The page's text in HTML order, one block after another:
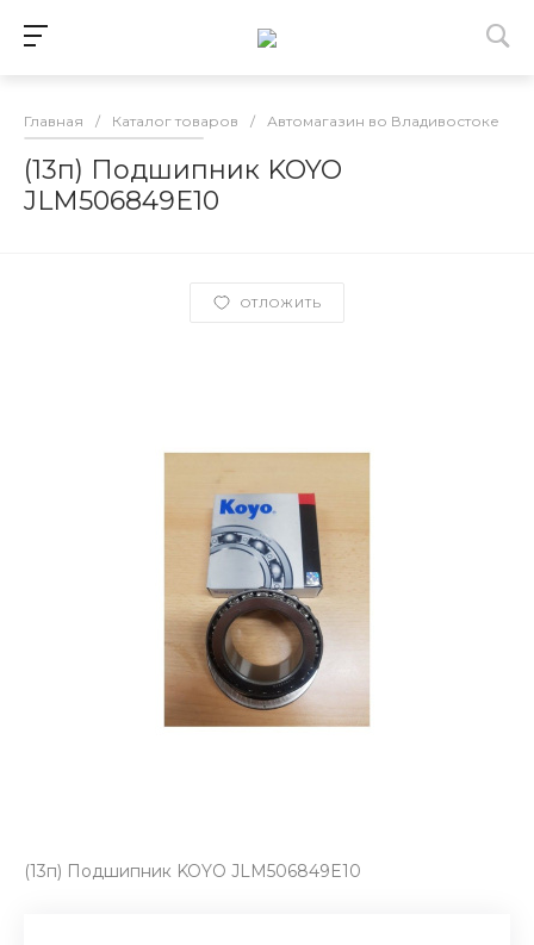
Главная / Каталог товаров / Автомагазин во Владивостоке
(13п) Подшипник KOYO
JLM506849E10
ОТЛОЖИТЬ
(13п) Подшипник KOYO JLM506849E10